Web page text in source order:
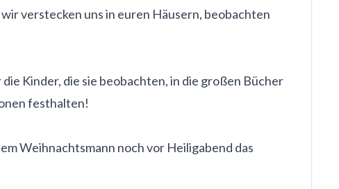
verstecken uns in euren Häusern, beobachten
Kinder, die sie beobachten, in die großen Bücher
festhalten!
Weihnachtsmann noch vor Heiligabend das